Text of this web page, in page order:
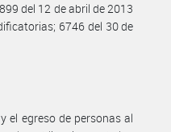
del 12 de abril de 2013
6746 del 30 de
el egreso de personas al